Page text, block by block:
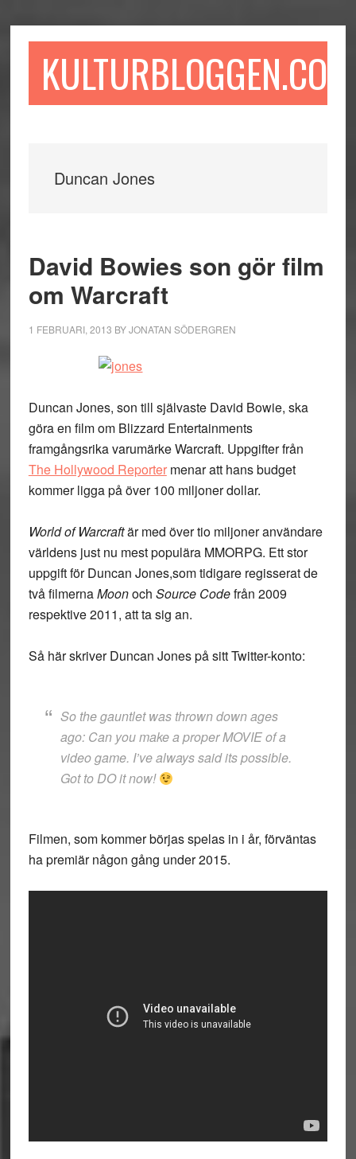
till
till
sidofältet
till
KULTURBLOGGEN.COM
Duncan Jones
David Bowies son gör film
om Warcraft
1 FEBRUARI, 2013 BYJONATAN SÖDERGREN
Duncan Jones, son till självaste David Bowie, ska
göra en film om Blizzard Entertainments
framgångsrika varumärke Warcraft. Uppgifter från
The Hollywood Reportermenar att hans budget
kommer ligga på över 100 miljoner dollar.
World of Warcraftär med över tio miljoner användare
världens just nu mest populära MMORPG. Ett stor
uppgift för Duncan Jones,som tidigare regisserat de
två filmernaMoonoch Source Codefrån 2009
respektive 2011, att ta sig an.
Så här skriver Duncan Jones på sitt Twitter-konto:
So the gauntlet was thrown down ages
ago: Can you make a proper MOVIE of a
video game. I’ve always said its possible.
Got to DO it now!
Filmen, som kommer börjas spelas in i år, förväntas
ha premiär någon gång under 2015.